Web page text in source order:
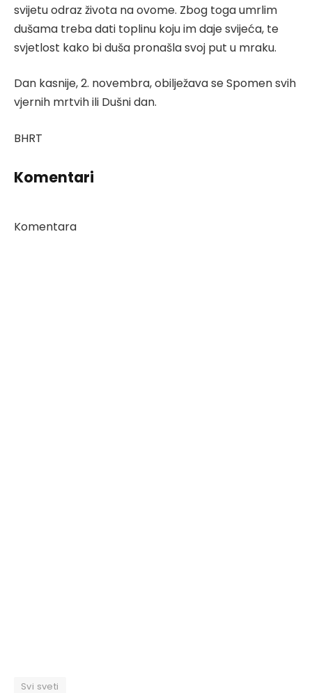
svijetu odraz života na ovome. Zbog toga umrlim
dušama treba dati toplinu koju im daje svijeća, te
svjetlost kako bi duša pronašla svoj put u mraku.
Dan kasnije, 2. novembra, obilježava se Spomen svih
vjernih mrtvih ili Dušni dan.
BHRT
Komentari
Komentara
Svi sveti